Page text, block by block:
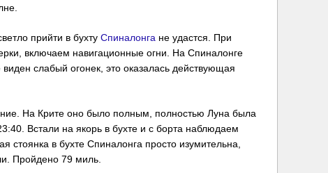
прийти в бухту Спиналонга не удастся. При
включаем навигационные огни. На Спиналонге
слабый огонек, это оказалась действующая
На Крите оно было полным, полностью Луна была
Встали на якорь в бухте и с борта наблюдаем
стоянка в бухте Спиналонга просто изумительна,
Пройдено 79 миль.